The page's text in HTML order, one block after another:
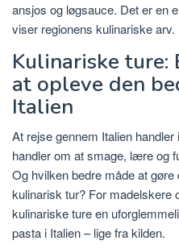
ansjos og løgsauce. Det er en
viser regionens kulinariske arv.
Kulinariske ture:
at opleve den
Italien
At rejse gennem Italien
handler om at smage, lære og
Og hvilken bedre måde at
kulinarisk tur? For madelskere
kulinariske ture en
pasta i Italien – lige fra kilden.